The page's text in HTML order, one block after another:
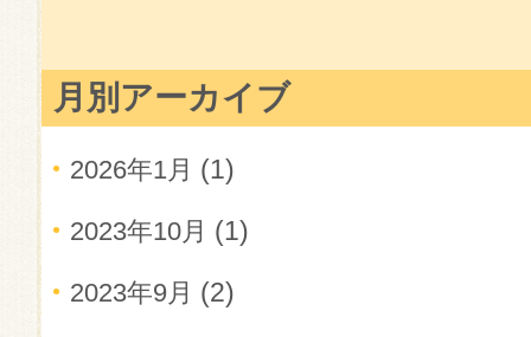
月別アーカイブ
2026年1月 (1)
2023年10月 (1)
2023年9月 (2)